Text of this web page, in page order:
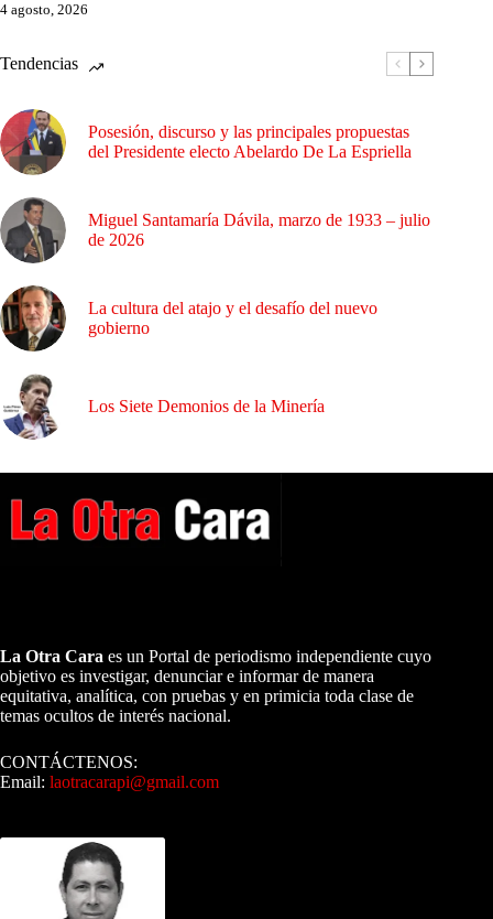
4 agosto, 2026
Tendencias
Posesión, discurso y las principales propuestas
del Presidente electo Abelardo De La Espriella
Miguel Santamaría Dávila, marzo de 1933 – julio
de 2026
La cultura del atajo y el desafío del nuevo
gobierno
Los Siete Demonios de la Minería
La Otra Cara es un Portal de periodismo independiente cuyo
objetivo es investigar, denunciar e informar de manera
equitativa, analítica, con pruebas y en primicia toda clase de
temas ocultos de interés nacional.
CONTÁCTENOS:
Email: laotracarapi@gmail.com